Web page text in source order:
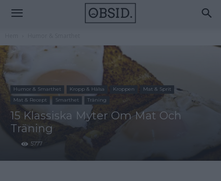
Humor & Smarthet Kropp & Hälsa Kroppen
Mat & Sprit
Mat & Recept
Smarthet Träning
15 Klassiska Myter Om Mat Och
Träning
5777